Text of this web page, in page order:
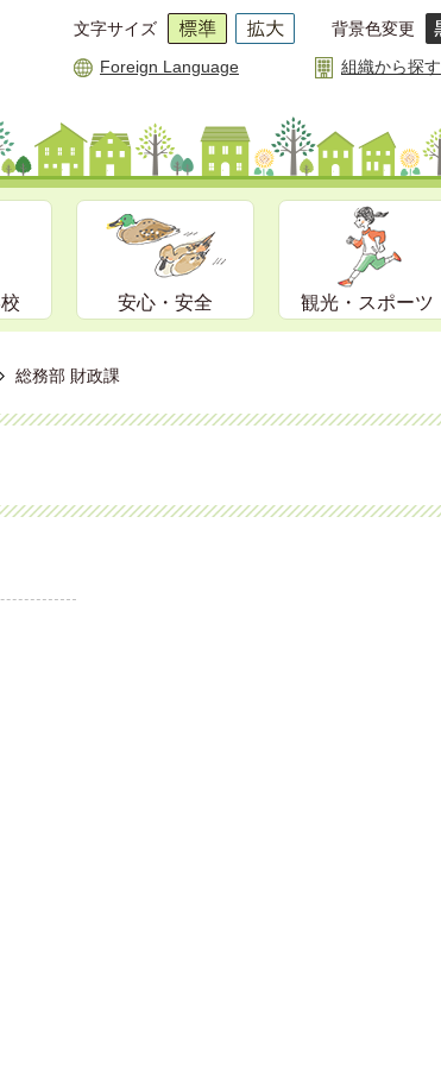
文字サイズ 背景色変更
Foreign Language 組織から探す
安心・安全 観光・スポーツ
総務部 財政課